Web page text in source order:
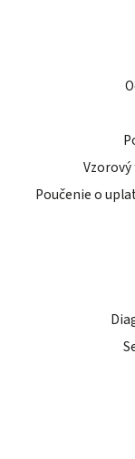
Poučenie o